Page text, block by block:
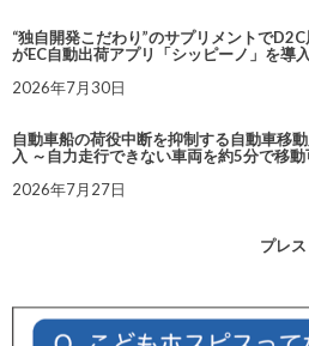
“独自開発こだわり”のサプリメントで
がEC自動出荷アプリ「シッピーノ」を導入
2026年7月30日
自動車船の荷役中断を抑制する自動車移
入 ～自力走行できない車両を約5分で移動
2026年7月27日
プレ